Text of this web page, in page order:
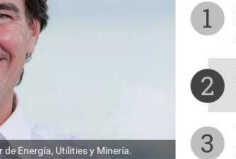
Energía, Utilities y Minería.